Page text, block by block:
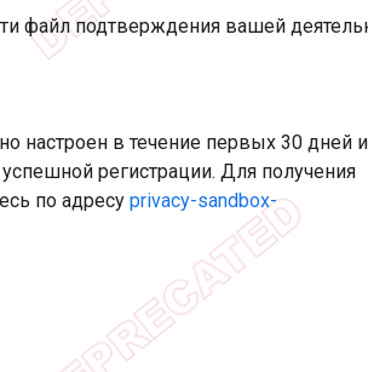
файл подтверждения вашей
настроен в течение первых 30 дней
регистрации. Для получения
по адресу privacy-sandbox-